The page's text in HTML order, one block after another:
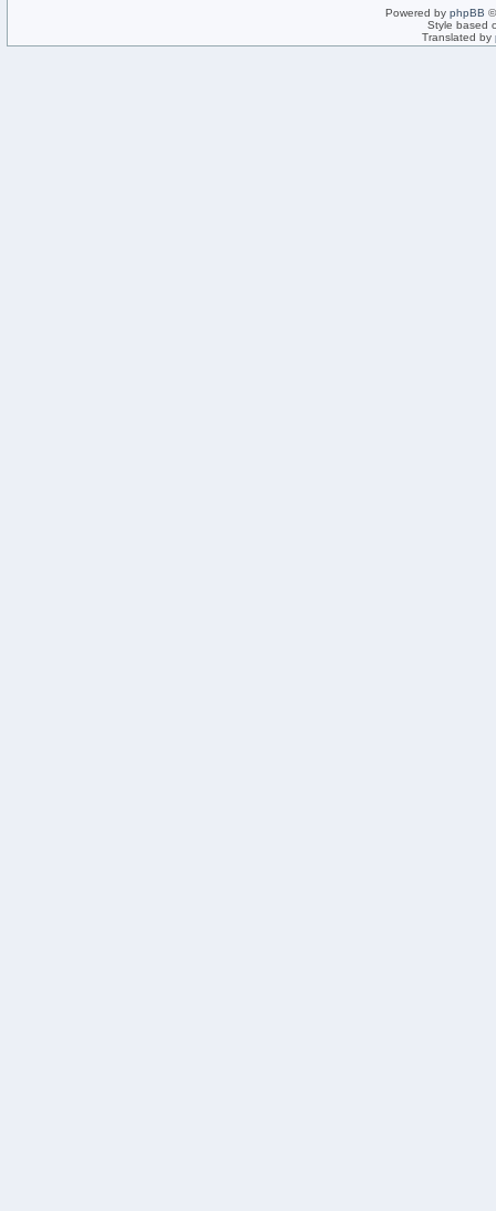
Powered by phpBB
Style based
Translated by